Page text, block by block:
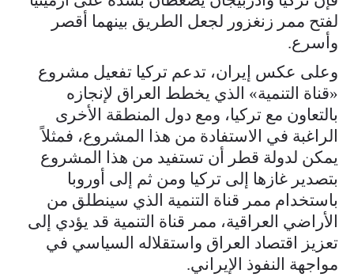
لفتح ممر زنغزور لجعل الطريق بينهما أقصر
وأسرع.
وعلى عكس إيران، تدعم تركيا تفعيل مشروع
«قناة التنمية» الذي يخطط العراق لإنجازه
بالتعاون مع تركيا، ومع دول المنطقة الأخرى
الراغبة في الاستفادة من هذا المشروع، فمثلاً
يمكن لدولة قطر أن تستفيد من هذا المشروع
بتصدير غازها إلى تركيا ومن ثم إلى أوروبا
باستخدام ممر قناة التنمية الذي سينطلق من
الأراضي العراقية، ممر قناة التنمية قد يؤدي إلى
تعزيز اقتصاد العراق واستقلاله السياسي في
مواجهة النفوذ الإيراني.